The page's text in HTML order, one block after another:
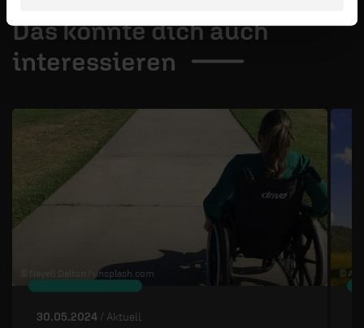
Das könnte dich auch
interessieren
unsplash.com
30.05.2024 / Aktuell
©